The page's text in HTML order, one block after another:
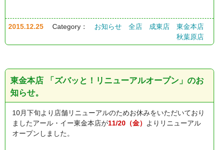
2015.12.25 Category： お知らせ 全店 成東店
東金本店
秋葉原店
東金本店 「ズバッと！リニューアルオープン」のお
知らせ。
10月下旬より店舗リニューアルのためお休みをいただいており
ましたアール・イー東金本店が11/20（金）
よりリニューアル
オープンしました。